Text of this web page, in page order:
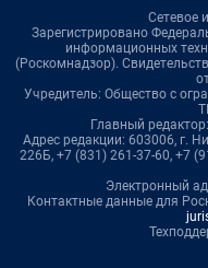
Сетевое
Зарегистрировано
информационных
(Роскомнадзор).
Учредитель: Общество с
Главный
Адрес редакции: 603006, г.
226Б, +7 (831) 261-37-60, +7
Электронный
Контактные данные для